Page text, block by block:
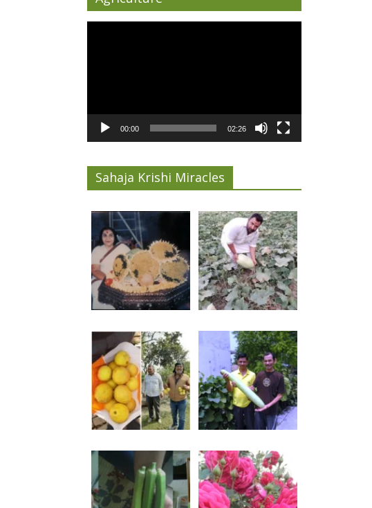
00:00 02:26
Sahaja Krishi Miracles